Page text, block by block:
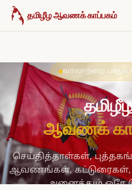
உள்ளடக்கத்திற்குச் செல்க
தமிழீழ ஆவணக் காப்பகம்
வரலாற்றை
ஆவணக்
செய்தித்தாள்கள்,
ஆவணங்கள், கட்டுரைகள்,
அனைத்தும் ஒரே